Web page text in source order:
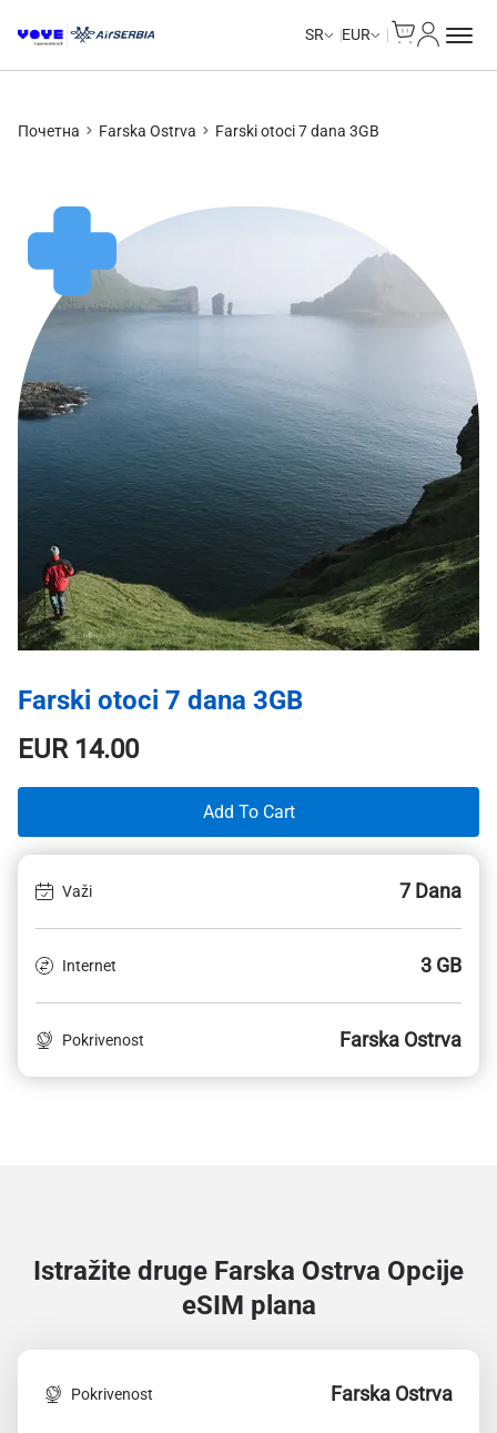
SR EUR
Почетна Farska Ostrva Farski otoci 7 dana 3GB
Farski otoci 7 dana 3GB
EUR14.00
Add To Cart
Važi 7 Dana
Internet 3 GB
Pokrivenost Farska Ostrva
Istražite druge Farska Ostrva Opcije
eSIM plana
Pokrivenost Farska Ostrva